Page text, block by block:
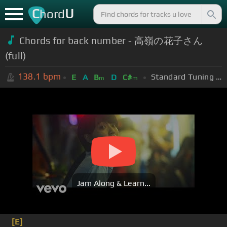
ChordU
Chords for back number - 高嶺の花子さん
(full)
138.1 bpm E A Bm D C#m Standard Tuning (EADGBE)
Jam Along & Learn...
[E]